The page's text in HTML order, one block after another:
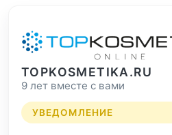
TOPKOSMETIKA.RU
9 лет вместе с вами
УВЕДОМЛЕНИЕ